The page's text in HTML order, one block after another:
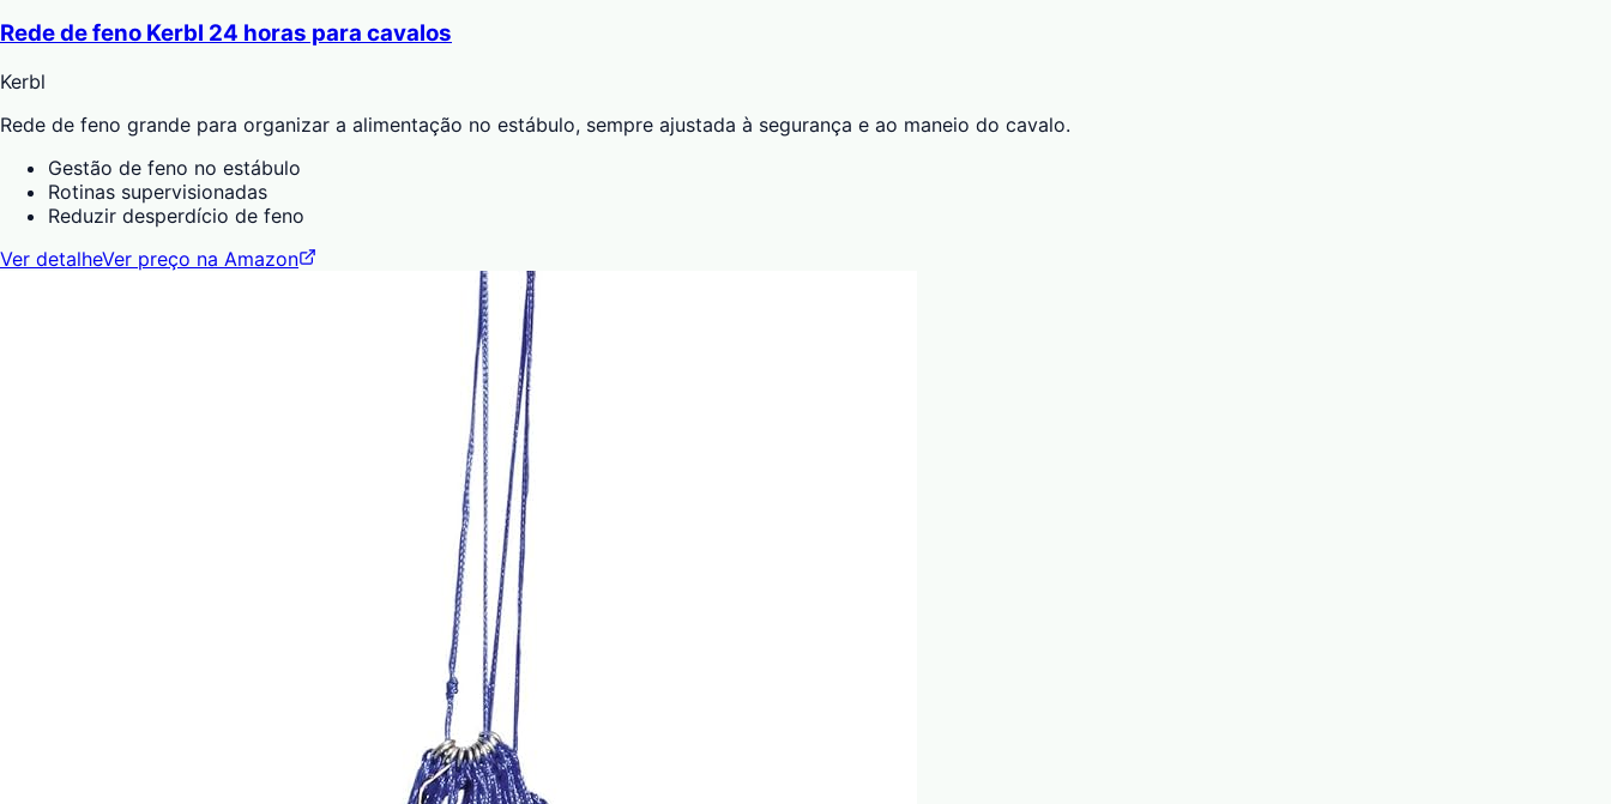
Rede de feno Kerbl 24 horas para cavalos
Kerbl
Rede de feno grande para organizar a alimentação no estábulo, sempre ajustada à segurança e ao maneio do cavalo.
Gestão de feno no estábulo
Rotinas supervisionadas
Reduzir desperdício de feno
Ver detalheVer preço na Amazon